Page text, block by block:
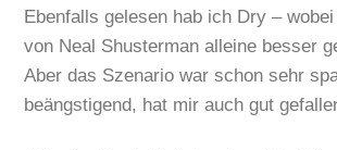
Ebenfalls gelesen hab ich Dry –
von Neal Shusterman alleine besser
Aber das Szenario war schon sehr
beängstigend, hat mir auch gut